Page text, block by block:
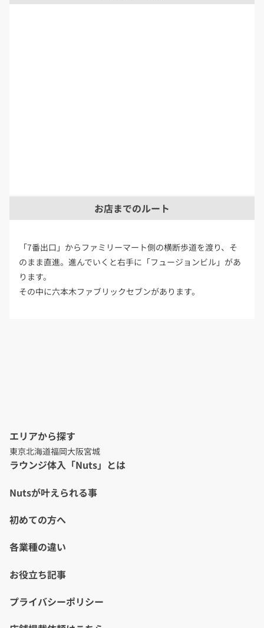
お店までのルート
「7番出口」からファミリーマート側の横断歩道を渡り、そ
のまま直進。進んでいくと右手に「フュージョンビル」があ
ります。
その中に六本木ファブリックセブンがあります。
エリアから探す
東京北海道福岡大阪宮城
ラウンジ体入「Nuts」とは
Nutsが叶えられる事
初めての方へ
各業種の違い
お役立ち記事
プライバシーポリシー